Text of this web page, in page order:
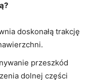
doskonałą trakcję
‌przeszkód
dolnej części